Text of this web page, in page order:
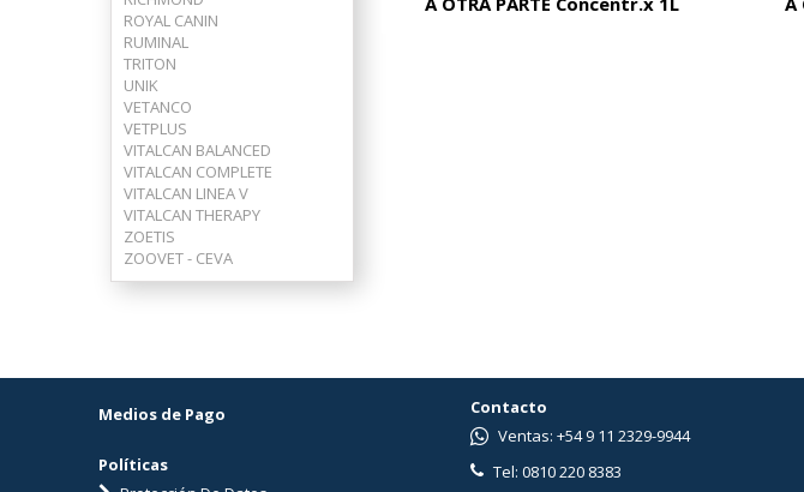
ROYAL CANIN
RUMINAL
TRITON
UNIK
VETANCO
VETPLUS
VITALCAN BALANCED
VITALCAN COMPLETE
VITALCAN LINEA V
VITALCAN THERAPY
ZOETIS
ZOOVET - CEVA
Medios de Pago
Políticas
Contacto
Ventas: +54 9 11 2329-9944
Tel: 0810 220 8383